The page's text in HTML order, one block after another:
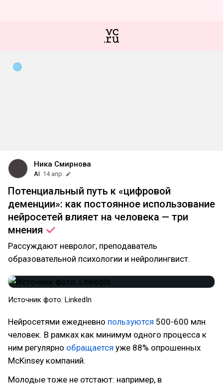
Ника Смирнова
AI 14 апр
Потенциальный путь к «цифровой
деменции»: как постоянное использование
нейросетей влияет на человека — три
мнения
Рассуждают невролог, преподаватель
образовательной психологии и нейролингвист.
Источник фото: LinkedIn
Нейросетями ежедневно пользуются 500-600 млн
человек. В рамках как минимум одного процесса к
ним регулярно обращается уже 88% опрошенных
McKinsey компаний.
Молодые тоже не отстают: например, в